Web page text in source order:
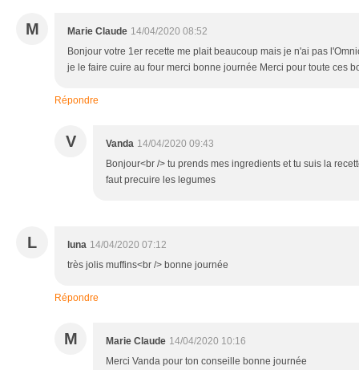
M Marie Claude 14/04/2020 08:52
Bonjour votre 1er recette me plait beaucoup mais je n'ai pas
je le faire cuire au four merci bonne journée Merci pour toute ces
Répondre
V Vanda 14/04/2020 09:43
Bonjour<br /> tu prends mes ingredients et tu suis la
faut precuire les legumes
L luna 14/04/2020 07:12
très jolis muffins<br /> bonne journée
Répondre
M Marie Claude 14/04/2020 10:16
Merci Vanda pour ton conseille bonne journée